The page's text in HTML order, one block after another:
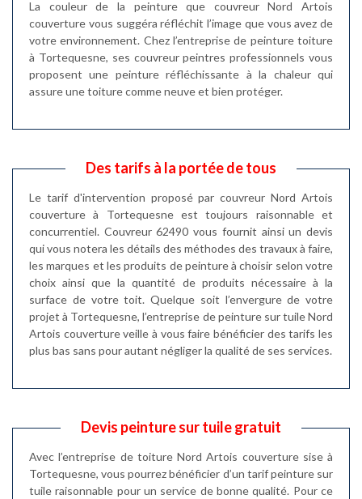
La couleur de la peinture que couvreur Nord Artois
couverture vous suggéra réfléchit l’image que vous avez de
votre environnement. Chez l’entreprise de peinture toiture
à Tortequesne, ses couvreur peintres professionnels vous
proposent une peinture réfléchissante à la chaleur qui
assure une toiture comme neuve et bien protéger.
Des tarifs à la portée de tous
Le tarif d'intervention proposé par couvreur Nord Artois
couverture à Tortequesne est toujours raisonnable et
concurrentiel. Couvreur 62490 vous fournit ainsi un devis
qui vous notera les détails des méthodes des travaux à faire,
les marques et les produits de peinture à choisir selon votre
choix ainsi que la quantité de produits nécessaire à la
surface de votre toit. Quelque soit l’envergure de votre
projet à Tortequesne, l’entreprise de peinture sur tuile Nord
Artois couverture veille à vous faire bénéficier des tarifs les
plus bas sans pour autant négliger la qualité de ses services.
Devis peinture sur tuile gratuit
Avec l’entreprise de toiture Nord Artois couverture sise à
Tortequesne, vous pourrez bénéficier d’un tarif peinture sur
tuile raisonnable pour un service de bonne qualité. Pour ce